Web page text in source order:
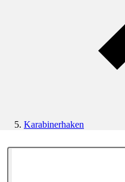
Karabinerhaken